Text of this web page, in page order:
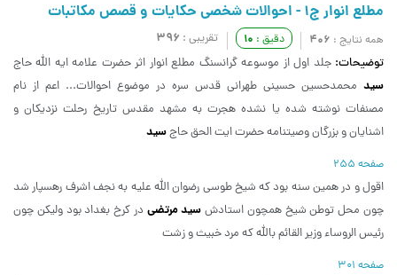
مطلع انوار ج1 - احوالات شخصی حکایات و قصص مکاتبات
همه نتایج : 406 دقیق : 10 تقریبی : 396
توضیحات:جلد اول از موسوعه گرانسنگ مطلع انوار اثر حضرت علامه ایه الله حاج
سید محمدحسین حسینی طهرانی قدس سره در موضوع احوالات... اعم از نام
مصنفات نوشته شده یا نشده هجرت به مشهد مقدس تاریخ رحلت نزدیکان و
اشنایان و بزرگان وصیتنامه حضرت ایت الحق حاجسید
صفحه 255
اقول و در همین سنه بود که شیخ طوسی رضوان الله علیه به نجف اشرف رهسپار شد
چون محل توطن شیخ همچون استادش سید مرتضی در کرخ بغداد بود ولیکن چون
رئیس الروساء وزیر القائم بالله که مرد خبیث و زشت
صفحه 301